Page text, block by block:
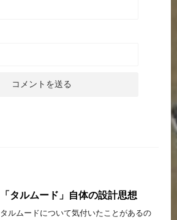
「タルムード」自体の設計思想
タルムードについて気付いたことがあるの